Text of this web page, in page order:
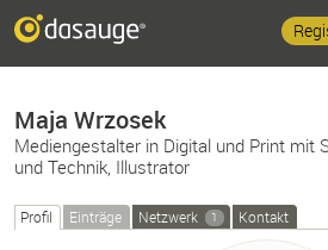
Maja Wrzosek
Mediengestalter in Digital und Print mit
und Technik, Illustrator
Profil Einträge Netzwerk 1 Kontakt